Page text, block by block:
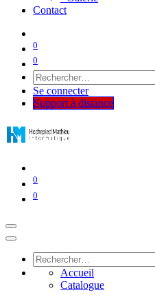
Contact
0
0
Se connecter
Support à distance
0
0
Accueil
Catalogue